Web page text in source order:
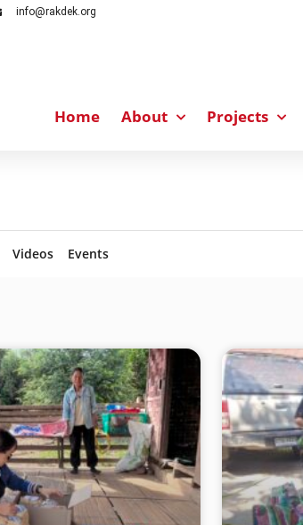
info@rakdek.org
Home About Projects
Videos Events